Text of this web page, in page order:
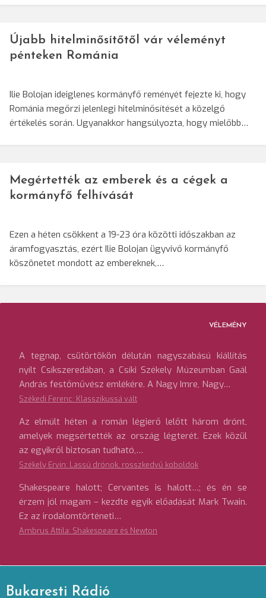
Újabb hitelminősítőtől vár véleményt
pénteken Románia
Ilie Bolojan ideiglenes kormányfő reményét fejezte ki, hogy
Románia megőrzi jelenlegi hitelminősítését a közelgő
értékelés során. Ugyanakkor hangsúlyozta, hogy mielőbb…
Megértették az emberek és a cégek a
kormányfő felhívását
Ezen a héten csökkent a 19-23 óra közötti időszakban az
áramfogyasztás, ezért Ilie Bolojan ügyvivő kormányfő
köszönetet mondott az embereknek,…
VÉLEMÉNY
A tegnap, csütörtökön délután nagyszabású kiállítás
nyílt Csíkszeredában, a Csíki Székely Múzeumban Gaál
András festőművész emlékére. A Nagy Imre, Nagy…
Székedi Ferenc: Klasszikussá vált
Az elmúlt héten a román légierő lelőtt három drónt,
amelyek megsértették az ország légterét. Ezek közül
az egyikről biztosan tudható,…
Székely Ervin: Lassú drónok, rosszkedvű koboldok
Shakespeare halott; Cervantes is halott…; és én se
érzem jól magam – kezdte egyik előadását Mark Twain.
Ez az irodalomtörténeti…
Ambrus Attila: Shakespeare és Newton
Bukaresti Rádió